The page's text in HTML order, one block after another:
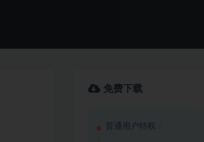
免费下载
普通用户特权：